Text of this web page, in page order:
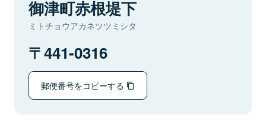
御津町赤根堤下
ミトチョウアカネツツミシタ
441-0316
郵便番号をコピーする